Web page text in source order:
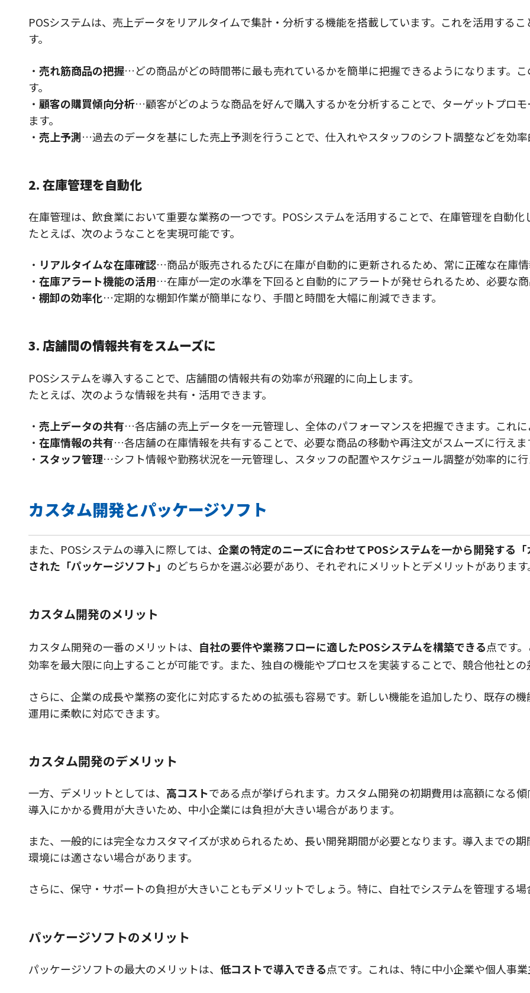
POSシステムは、売上データをリアルタイムで集計・分析する機能を搭載しています。これを活用する
す。
・ 売れ筋商品の把握…どの商品がどの時間帯に最も売れているかを簡単に把握できるようになります。
す。
・ 顧客の購買傾向分析…顧客がどのような商品を好んで購入するかを分析することで、ターゲットプロ
ます。
・ 売上予測…過去のデータを基にした売上予測を行うことで、仕入れやスタッフのシフト調整などを効
2. 在庫管理を自動化
在庫管理は、飲食業において重要な業務の一つです。POSシステムを活用することで、在庫管理を自動
たとえば、次のようなことを実現可能です。
・ リアルタイムな在庫確認…商品が販売されるたびに在庫が自動的に更新されるため、常に正確な在庫
・ 在庫アラート機能の活用…在庫が一定の水準を下回ると自動的にアラートが発せられるため、必要な
・ 棚卸の効率化…定期的な棚卸作業が簡単になり、手間と時間を大幅に削減できます。
3. 店舗間の情報共有をスムーズに
POSシステムを導入することで、店舗間の情報共有の効率が飛躍的に向上します。
たとえば、次のような情報を共有・活用できます。
・ 売上データの共有…各店舗の売上データを一元管理し、全体のパフォーマンスを把握できます。これ
・ 在庫情報の共有…各店舗の在庫情報を共有することで、必要な商品の移動や再注文がスムーズに行えま
・ スタッフ管理…シフト情報や勤務状況を一元管理し、スタッフの配置やスケジュール調整が効率的に
カスタム開発とパッケージソフト
また、POSシステムの導入に際しては、 企業の特定のニーズに合わせてPOSシステムを一から開発する
された「パッケージソフト」 のどちらかを選ぶ必要があり、それぞれにメリットとデメリットがありま
カスタム開発のメリット
カスタム開発の一番のメリットは、 自社の要件や業務フローに適したPOSシステムを構築できる点です
効率を最大限に向上することが可能です。また、独自の機能やプロセスを実装することで、競合他社と
さらに、企業の成長や業務の変化に対応するための拡張も容易です。新しい機能を追加したり、既存の
運用に柔軟に対応できます。
カスタム開発のデメリット
一方、デメリットとしては、 高コストである点が挙げられます。カスタム開発の初期費用は高額になる
導入にかかる費用が大きいため、中小企業には負担が大きい場合があります。
また、一般的には完全なカスタマイズが求められるため、長い開発期間が必要となります。導入までの
環境には適さない場合があります。
さらに、保守・サポートの負担が大きいこともデメリットでしょう。特に、自社でシステムを管理する
パッケージソフトのメリット
パッケージソフトの最大のメリットは、 低コストで導入できる点です。これは、特に中小企業や個人事